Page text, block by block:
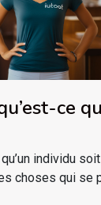
ce
individu
choses qui se